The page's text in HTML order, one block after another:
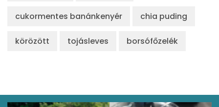
cukormentes banánkenyér chia puding
körözött tojásleves borsófőzelék